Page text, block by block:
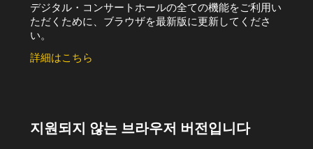
デジタル・コンサートホールの全ての機能をご利用い
ただくために、ブラウザを最新版に更新してくださ
い。
詳細はこちら
지원되지 않는 브라우저 버전입니다